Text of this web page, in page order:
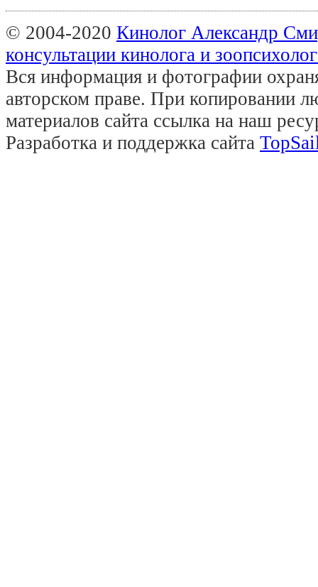
© 2004-2020 Кинолог Александр
консультации кинолога и
Вся информация и фотографии
авторском праве. При копировании
материалов сайта ссылка на наш
Разработка и поддержка сайта